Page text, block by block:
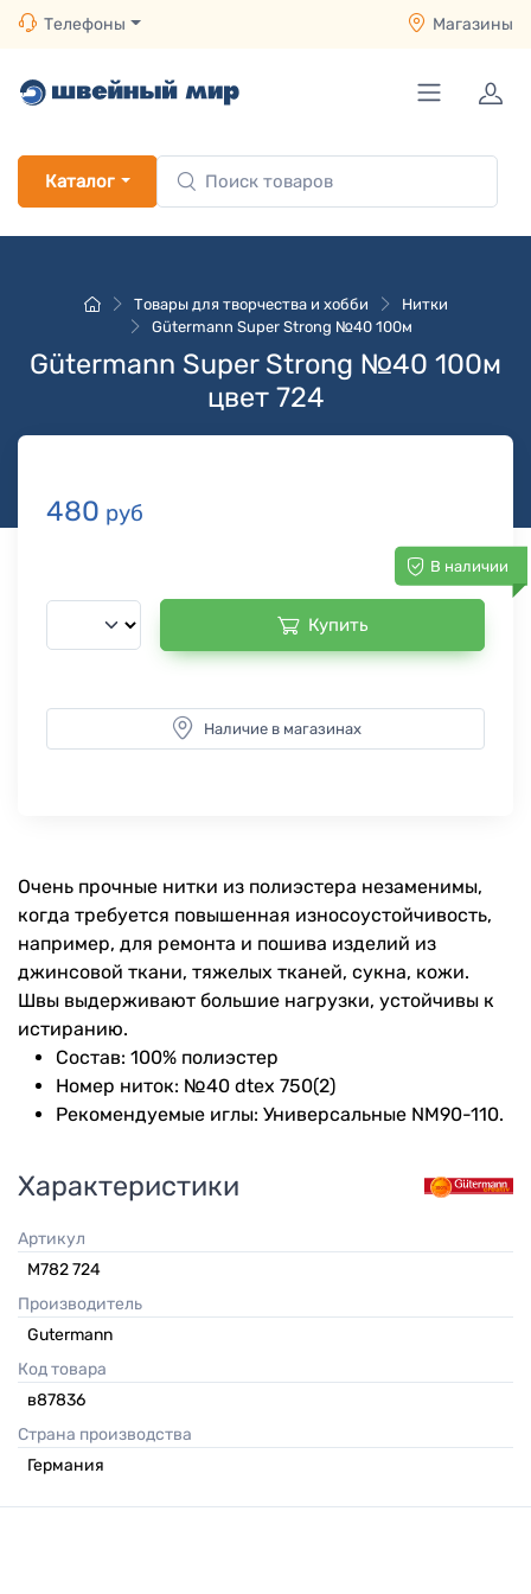
Телефоны Магазины
Каталог
Товары для творчества и хобби
Нитки
Gütermann Super Strong №40 100м
Gütermann Super Strong №40 100м
цвет 724
480 руб
В наличии
Купить
Наличие в магазинах
Очень прочные нитки из полиэстера незаменимы,
когда требуется повышенная износоустойчивость,
например, для ремонта и пошива изделий из
джинсовой ткани, тяжелых тканей, сукна, кожи.
Швы выдерживают большие нагрузки, устойчивы к
истиранию.
Состав: 100% полиэстер
Номер ниток: №40 dtex 750(2)
Рекомендуемые иглы: Универсальные NM90-110.
Характеристики
Артикул
M782 724
Производитель
Gutermann
Код товара
в87836
Страна производства
Германия